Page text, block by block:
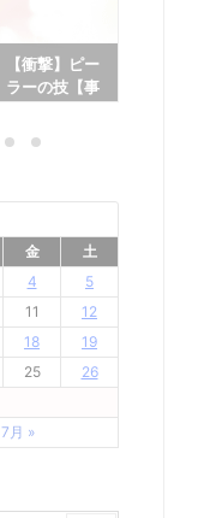
【衝撃】ピー
ラーの技【事
金
土
4
5
11
12
18
19
25
26
7月 »